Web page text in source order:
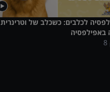
לכלבים: כשכלב של וטרינרית
באפילפסיה
8